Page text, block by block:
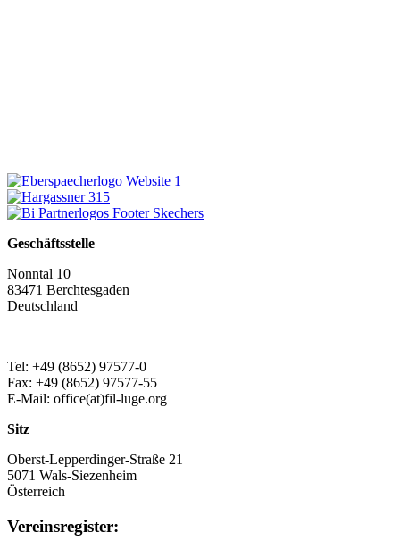
Geschäftsstelle
Nonntal 10
83471 Berchtesgaden
Deutschland
Tel: +49 (8652) 97577-0
Fax: +49 (8652) 97577-55
E-Mail: office(at)fil-luge.org
Sitz
Oberst-Lepperdinger-Straße 21
5071 Wals-Siezenheim
Österreich
Vereinsregister: